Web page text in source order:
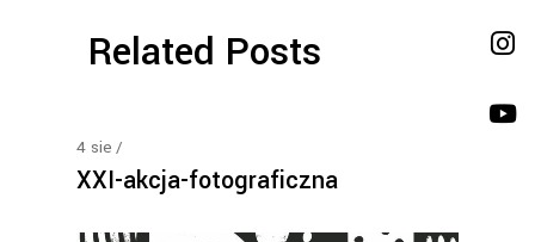
Related Posts
4 sie
XXI-akcja-fotograficzna